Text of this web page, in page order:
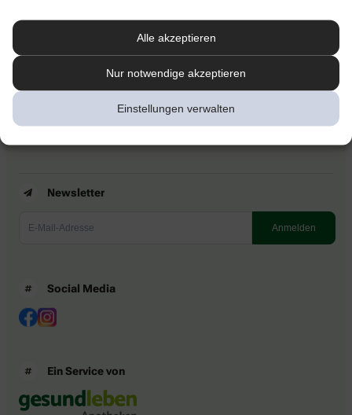
Alle akzeptieren
Nur notwendige akzeptieren
Einstellungen verwalten
apotheke.com Informationen
Newsletter
Barrierefreiheitserklärung
Newsletter
Social Media
Ein Service von